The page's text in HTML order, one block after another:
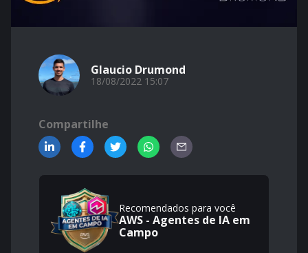
Glaucio Drumond
18/08/2022 15:07
Compartilhe
Recomendados para você
AWS - Agentes de IA em
Campo